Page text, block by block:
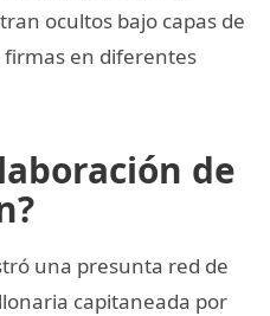
ocultos bajo capas de
firmas en diferentes
de
una presunta red de
capitaneada por